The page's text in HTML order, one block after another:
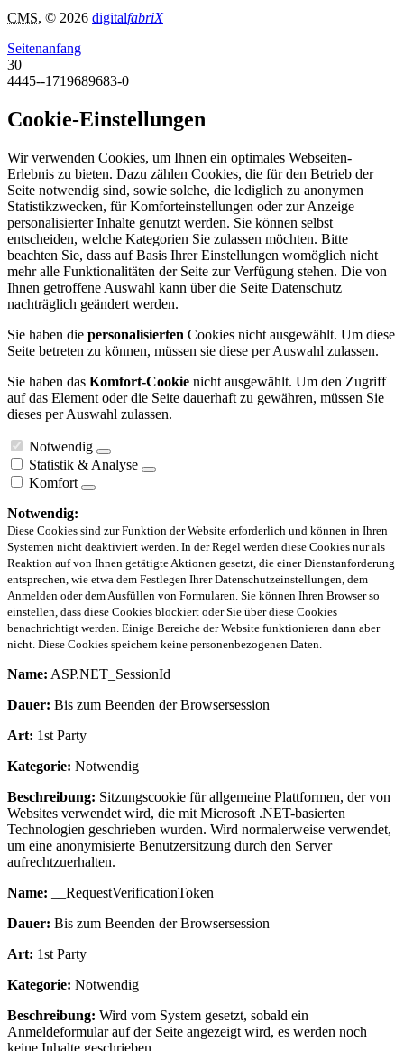
CMS, © 2026 digitalfabriX
Seitenanfang
30
4445--1719689683-0
Cookie-Einstellungen
Wir verwenden Cookies, um Ihnen ein optimales Webseiten-
Erlebnis zu bieten. Dazu zählen Cookies, die für den Betrieb der
Seite notwendig sind, sowie solche, die lediglich zu anonymen
Statistikzwecken, für Komforteinstellungen oder zur Anzeige
personalisierter Inhalte genutzt werden. Sie können selbst
entscheiden, welche Kategorien Sie zulassen möchten. Bitte
beachten Sie, dass auf Basis Ihrer Einstellungen womöglich nicht
mehr alle Funktionalitäten der Seite zur Verfügung stehen. Die von
Ihnen getroffene Auswahl kann über die Seite Datenschutz
nachträglich geändert werden.
Sie haben die personalisierten Cookies nicht ausgewählt. Um diese
Seite betreten zu können, müssen sie diese per Auswahl zulassen.
Sie haben das Komfort-Cookie nicht ausgewählt. Um den Zugriff
auf das Element oder die Seite dauerhaft zu gewähren, müssen Sie
dieses per Auswahl zulassen.
Notwendig
Statistik & Analyse
Komfort
Notwendig:
Diese Cookies sind zur Funktion der Website erforderlich und können in Ihren
Systemen nicht deaktiviert werden. In der Regel werden diese Cookies nur als
Reaktion auf von Ihnen getätigte Aktionen gesetzt, die einer Dienstanforderung
entsprechen, wie etwa dem Festlegen Ihrer Datenschutzeinstellungen, dem
Anmelden oder dem Ausfüllen von Formularen. Sie können Ihren Browser so
einstellen, dass diese Cookies blockiert oder Sie über diese Cookies
benachrichtigt werden. Einige Bereiche der Website funktionieren dann aber
nicht. Diese Cookies speichern keine personenbezogenen Daten.
Name: ASP.NET_SessionId
Dauer: Bis zum Beenden der Browsersession
Art: 1st Party
Kategorie: Notwendig
Beschreibung: Sitzungscookie für allgemeine Plattformen, der von
Websites verwendet wird, die mit Microsoft .NET-basierten
Technologien geschrieben wurden. Wird normalerweise verwendet,
um eine anonymisierte Benutzersitzung durch den Server
aufrechtzuerhalten.
Name: __RequestVerificationToken
Dauer: Bis zum Beenden der Browsersession
Art: 1st Party
Kategorie: Notwendig
Beschreibung: Wird vom System gesetzt, sobald ein
Anmeldeformular auf der Seite angezeigt wird, es werden noch
keine Inhalte geschrieben.